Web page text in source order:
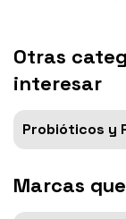
Otras
interesar
Probióticos y
Marcas